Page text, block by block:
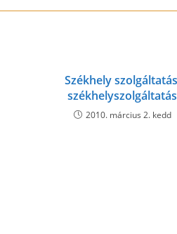
Székhely
székhelyszolgáltatás
2010. március 2. kedd